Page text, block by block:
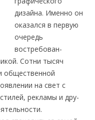
дизайна. Именно он
оказался в первую
очередь
востребован­
Сотни тысяч
общественной
на свет с
рекламы и дру­